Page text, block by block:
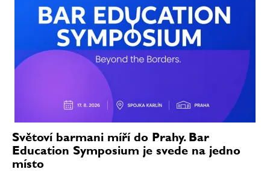
Světoví barmani míří do Prahy. Bar
Education Symposium je svede na jedno
místo